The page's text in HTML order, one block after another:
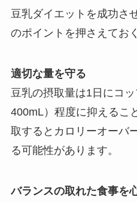
豆乳ダイエットを成功さ
のポイントを押さえてお
適切な量を守る
豆乳の摂取量は1日にコ
400mL）程度に抑えるこ
取するとカロリーオーバ
る可能性があります。
バランスの取れた食事を